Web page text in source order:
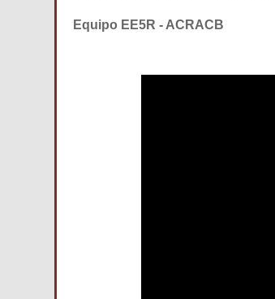
Equipo EE5R - ACRACB